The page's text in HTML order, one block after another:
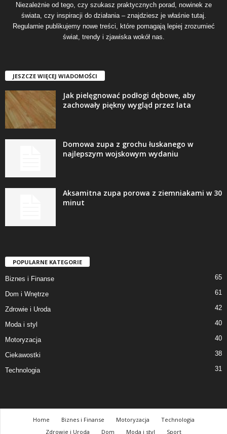
Niezależnie od tego, czy szukasz praktycznych porad, nowinek ze
świata, czy inspiracji do działania – znajdziesz je właśnie tutaj.
Regularnie publikujemy nowe treści, które pomagają lepiej zrozumieć
świat, trendy i zjawiska wokół nas.
JESZCZE WIĘCEJ WIADOMOŚCI
Jak pielęgnować podłogi dębowe, aby
zachowały piękny wygląd przez lata
Domowa zupa z grochu łuskanego w
najlepszym wojskowym wydaniu
Aksamitna zupa porowa z ziemniakami w 30
minut
POPULARNE KATEGORIE
Biznes i Finanse 65
Dom i Wnętrze 61
Zdrowie i Uroda 42
Moda i styl 40
Motoryzacja 40
Ciekawostki 38
Technologia 31
Home Biznes i Finanse Motoryzacja
Technologia
Zdrowie i Uroda
Dom Moda i styl Sport